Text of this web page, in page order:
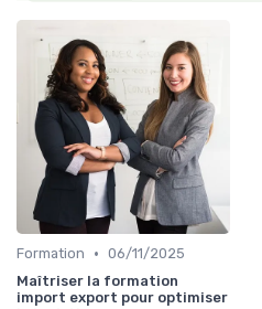
Formation • 06/11/2025
Maîtriser la formation
import export pour optimiser